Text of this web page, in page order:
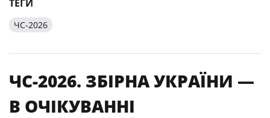
ТЕГИ
ЧС-2026
ЧС-2026. ЗБІРНА УКРАЇНИ —
В ОЧІКУВАННІ